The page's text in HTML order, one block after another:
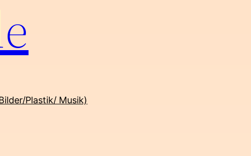
Plastik/ Musik)